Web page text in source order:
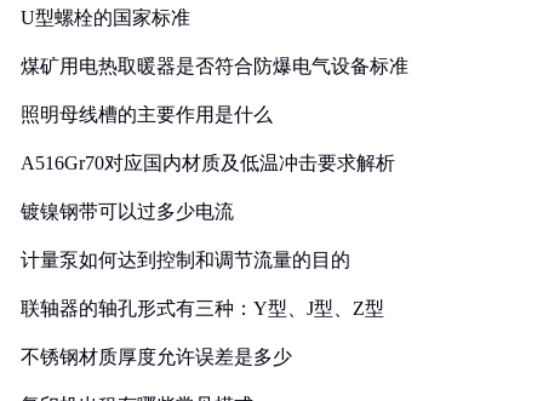
U型螺栓的国家标准
煤矿用电热取暖器是否符合防爆电气设备标准
照明母线槽的主要作用是什么
A516Gr70对应国内材质及低温冲击要求解析
镀镍钢带可以过多少电流
计量泵如何达到控制和调节流量的目的
联轴器的轴孔形式有三种：Y型、J型、Z型
不锈钢材质厚度允许误差是多少